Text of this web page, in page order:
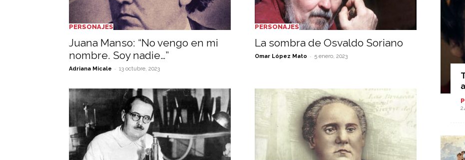
PERSONAJES
Juana Manso: “No vengo en mi
nombre. Soy nadie…”
Adriana Micale - 13 octubre, 2023
PERSONAJES
La sombra de Osvaldo Soriano
Omar López Mato - 5 enero, 2023